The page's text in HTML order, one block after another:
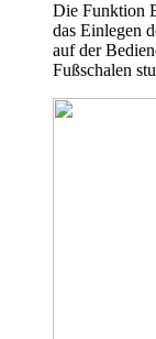
Die Funktion
das Einlegen
auf der
Fußschalen